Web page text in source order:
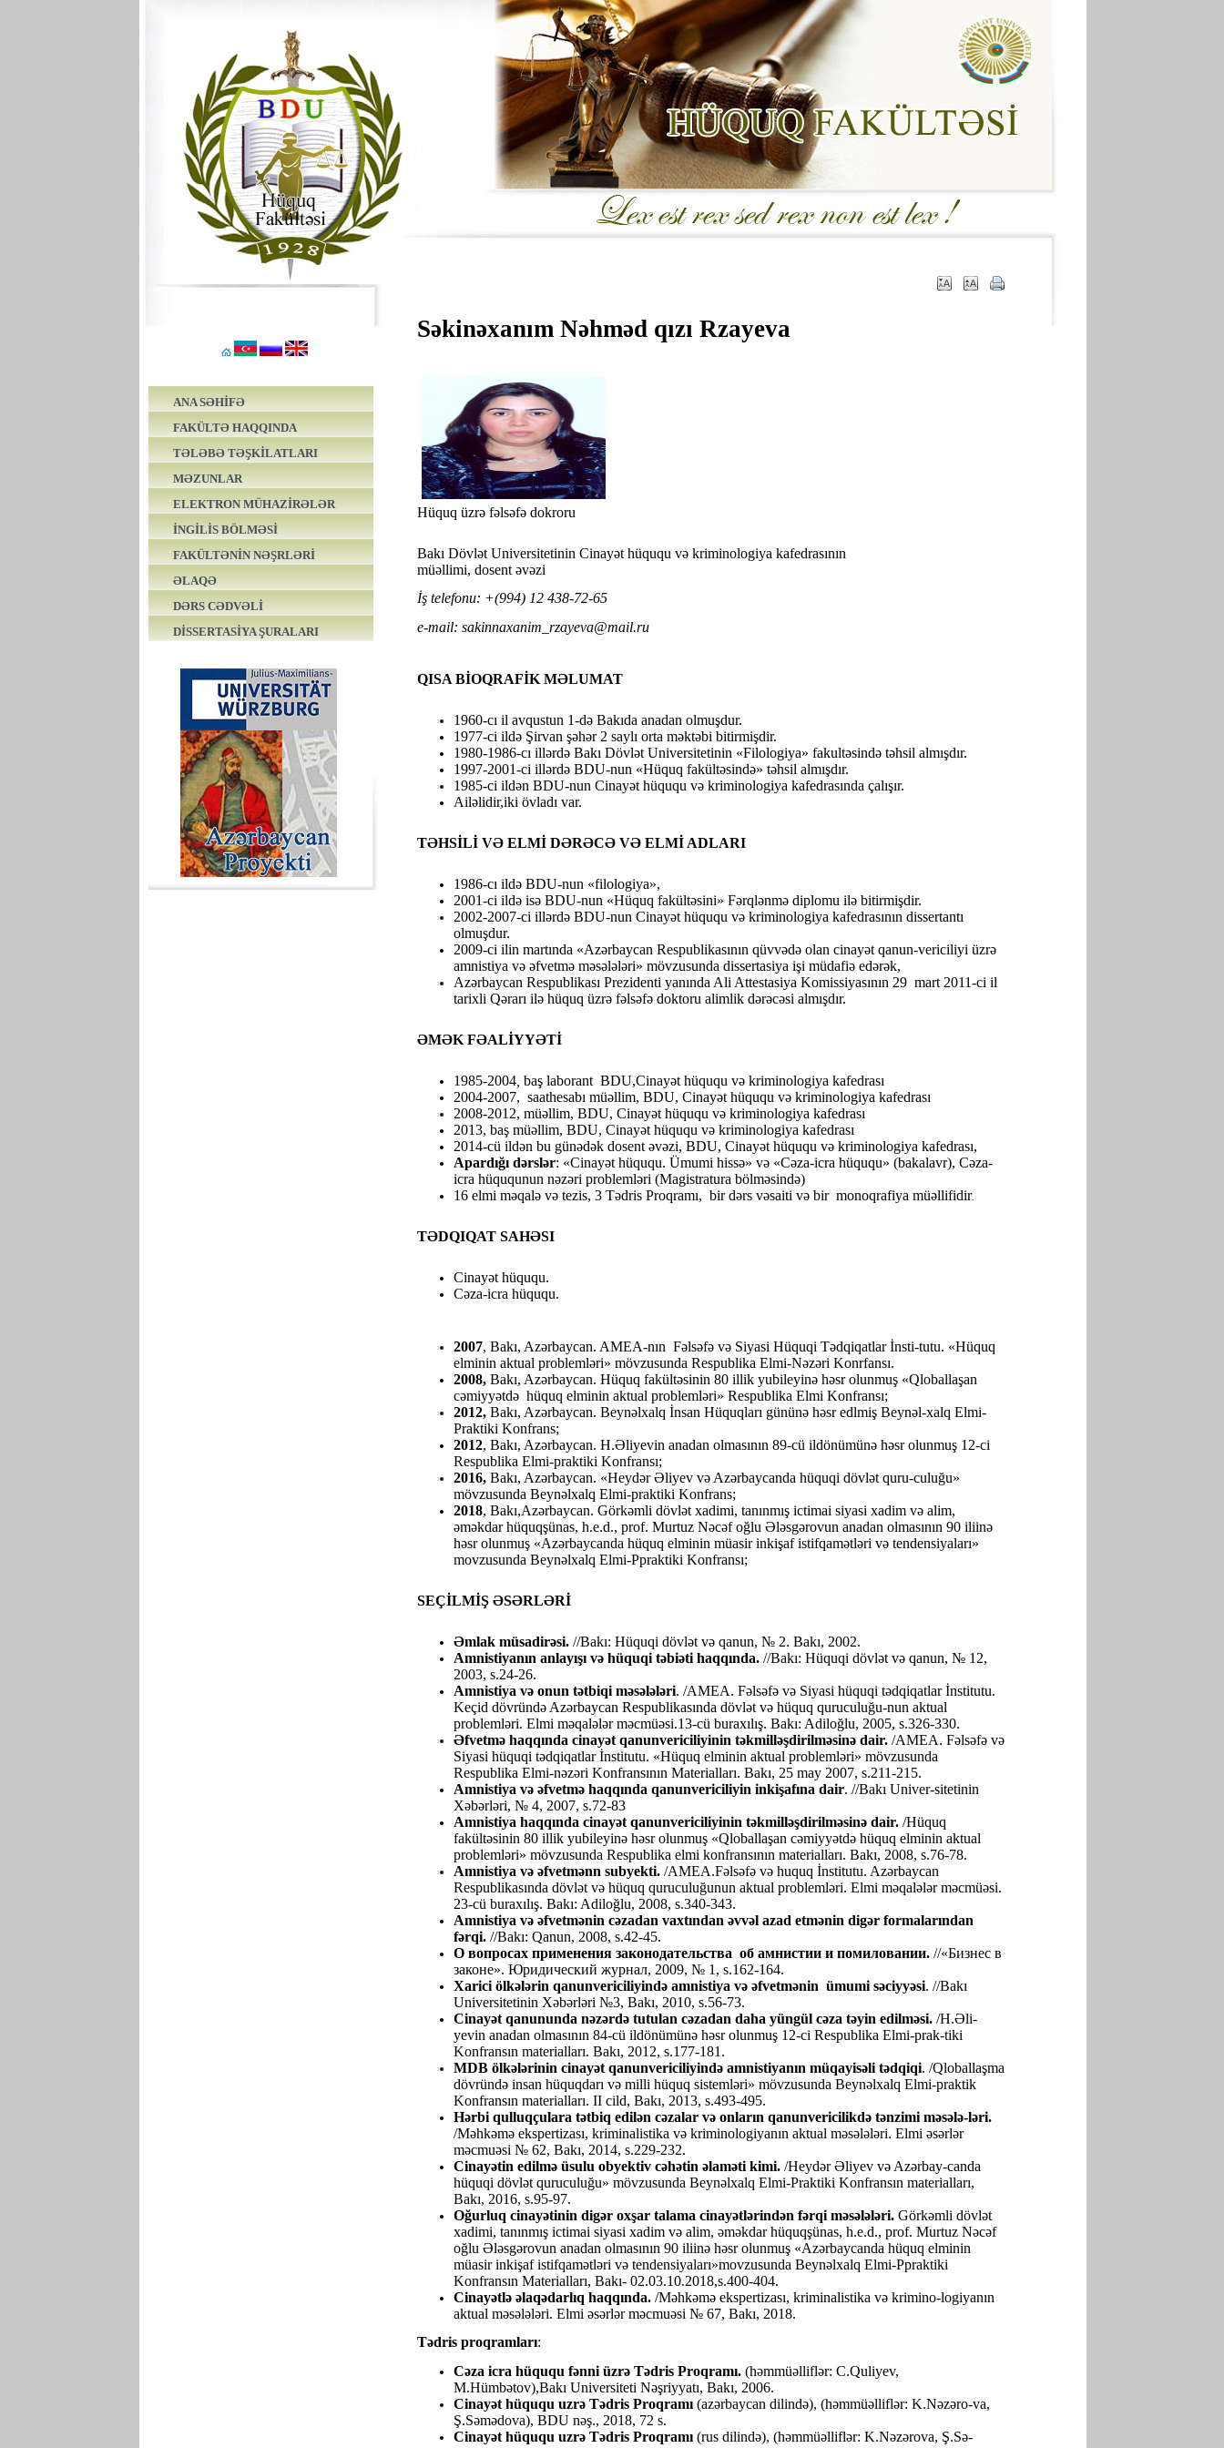
ANA SƏHİFƏ
FAKÜLTƏ HAQQINDA
TƏLƏBƏ TƏŞKİLATLARI
MƏZUNLAR
ELEKTRON MÜHAZİRƏLƏR
İNGİLİS BÖLMƏSİ
FAKÜLTƏNİN NƏŞRLƏRİ
ƏLAQƏ
DƏRS CƏDVƏLİ
DİSSERTASİYA ŞURALARI
Səkinəxanım Nəhməd qızı Rzayeva
Hüquq üzrə fəlsəfə dokroru
Bakı Dövlət Universitetinin Cinayət hüququ və kriminologiya kafedrasının
müəllimi, dosent əvəzi
İş telefonu: +(994) 12 438-72-65
e-mail: sakinnaxanim_rzayeva@mail.ru
QISA BİOQRAFİK MƏLUMAT
1960-cı il avqustun 1-də Bakıda anadan olmuşdur.
1977-ci ildə Şirvan şəhər 2 saylı orta məktəbi bitirmişdir.
1980-1986-cı illərdə Bakı Dövlət Universitetinin «Filologiya» fakultəsində təhsil almışdır.
1997-2001-ci illərdə BDU-nun «Hüquq fakültəsində» təhsil almışdır.
1985-ci ildən BDU-nun Cinayət hüququ və kriminologiya kafedrasında çalışır.
Ailəlidir,iki övladı var.
TƏHSİLİ VƏ ELMİ DƏRƏCƏ VƏ ELMİ ADLARI
1986-cı ildə BDU-nun «filologiya»,
2001-ci ildə isə BDU-nun «Hüquq fakültəsini» Fərqlənmə diplomu ilə bitirmişdir.
2002-2007-ci illərdə BDU-nun Cinayət hüququ və kriminologiya kafedrasının dissertantı
olmuşdur.
2009-ci ilin martında «Azərbaycan Respublikasının qüvvədə olan cinayət qanun-vericiliyi üzrə
amnistiya və əfvetmə məsələləri» mövzusunda dissertasiya işi müdafiə edərək,
Azərbaycan Respublikası Prezidenti yanında Ali Attestasiya Komissiya­sının 29 mart 2011-ci il
tarixli Qərarı ilə hüquq üzrə fəlsəfə doktoru alimlik dərəcəsi almışdır.
ƏMƏK FƏALİYYƏTİ
1985-2004, baş laborant BDU,Cinayət hüququ və kriminologiya kafedrası
2004-2007, saathesabı müəllim, BDU, Cinayət hüququ və kriminologiya kafedrası
2008-2012, müəllim, BDU, Cinayət hüququ və kriminologiya kafedrası
2013, baş müəllim, BDU, Cinayət hüququ və kriminologiya kafedrası
2014-cü ildən bu günədək dosent əvəzi, BDU, Cinayət hüququ və kriminologiya kafedrası,
Apardığı dərslər: «Cinayət hüququ. Ümumi hissə» və «Cəza-icra hüququ» (bakalavr), Cəza-
icra hüququnun nəzəri problemləri (Magistratura bölməsində)
16 elmi məqalə və tezis, 3 Tədris Proqramı, bir dərs vəsaiti və bir monoqrafiya müəllifidir.
TƏDQIQAT SAHƏSI
Cinayət hüququ.
Cəza-icra hüququ.
2007, Bakı, Azərbaycan. AMEA-nın Fəlsəfə və Siyasi Hüquqi Tədqiqatlar İnsti-tutu. «Hüquq
elminin aktual problemləri» mövzusunda Respublika Elmi-Nəzəri Konrfansı.
2008,Bakı, Azərbaycan. Hüquq fakültəsinin 80 illik yubileyinə həsr olunmuş «Qloballaşan
cəmiyyətdə hüquq elminin aktual problemləri» Respublika Elmi Konfransı;
2012,Bakı, Azərbaycan. Beynəlxalq İnsan Hüquqları gününə həsr edlmiş Beynəl-xalq Elmi-
Praktiki Konfrans;
2012, Bakı, Azərbaycan. H.Əliyevin anadan olmasının 89-cü ildönümünə həsr olunmuş 12-ci
Respublika Elmi-praktiki Konfransı;
2016,Bakı, Azərbaycan. «Heydər Əliyev və Azərbaycanda hüquqi dövlət quru-culuğu»
mövzusunda Beynəlxalq Elmi-praktiki Konfrans;
2018, Bakı,Azərbaycan. Görkəmli dövlət xadimi, tanınmış ictimai siyasi xadim və alim,
əməkdar hüquqşünas, h.e.d., prof. Murtuz Nəcəf oğlu Ələsgərovun anadan olmasının 90 iliinə
həsr olunmuş «Azərbaycanda hüquq elminin müasir inkişaf istifqamətləri və tendensiyaları»
movzusunda Beynəlxalq Elmi-Ppraktiki Konfransı;
SEÇİLMİŞ ƏSƏRLƏRİ
Əmlak müsadirəsi.//Bakı: Hüquqi dövlət və qanun, № 2. Bakı, 2002.
Amnistiyanın anlayışı və hüquqi təbiəti haqqında.//Bakı: Hüquqi dövlət və qanun, № 12,
2003, s.24-26.
Amnistiya və onun tətbiqi məsələləri. /AMEA. Fəlsəfə və Siyasi hüquqi tədqiqatlar İnstitutu.
Keçid dövründə Azərbaycan Respublikasında dövlət və hüquq quruculuğu-nun aktual
problemləri. Elmi məqalələr məcmüəsi.13-cü buraxılış. Bakı: Adiloğlu, 2005, s.326-330.
Əfvetmə haqqında cinayət qanunvericiliyinin təkmilləşdirilməsinə dair. /AMEA. Fəlsəfə və
Siyasi hüquqi tədqiqatlar İnstitutu. «Hüquq elminin aktual problemləri» mövzusunda
Respublika Elmi-nəzəri Konfransının Materialları. Bakı, 25 may 2007, s.211-215.
Amnistiya və əfvetmə haqqında qanunvericiliyin inkişafına dair. //Bakı Univer-sitetinin
Xəbərləri, № 4, 2007, s.72-83
Amnistiya haqqında cinayət qanunvericiliyinin təkmilləşdirilməsinə dair. /Hüquq
fakültəsinin 80 illik yubileyinə həsr olunmuş «Qloballaşan cəmiyyətdə hüquq elminin aktual
problemləri» mövzusunda Respublika elmi konfransının materialları. Bakı, 2008, s.76-78.
Amnistiya və əfvetmənn subyekti./AMEA.Fəlsəfə və huquq İnstitutu. Azərbaycan
Respublikasında dövlət və hüquq quruculuğunun aktual problemləri. Elmi məqalələr məcmüəsi.
23-cü buraxılış. Bakı: Adiloğlu, 2008, s.340-343.
Amnistiya və əfvetmənin cəzadan vaxtından əvvəl azad etmənin digər formalarından
fərqi.//Bakı: Qanun, 2008, s.42-45.
О вопросах применения законодательства об амнистии и помиловании.//«Бизнес в
законе». Юридический журнал, 2009, № 1, s.162-164.
Xarici ölkələrin qanunvericiliyində amnistiya və əfvetmənin ümumi səciyyəsi. //Bakı
Universitetinin Xəbərləri №3, Bakı, 2010, s.56-73.
Cinayət qanununda nəzərdə tutulan cəzadan daha yüngül cəza təyin edilməsi. /H.Əli-
yevin anadan olmasının 84-cü ildönümünə həsr olunmuş 12-ci Respublika Elmi-prak-tiki
Konfransın materialları. Bakı, 2012, s.177-181.
MDB ölkələrinin cinayət qanunvericiliyində amnistiyanın müqayisəli tədqiqi. /Qloballaşma
dövründə insan hüquqdarı və milli hüquq sistemləri» mövzusunda Beynəlxalq Elmi-praktik
Konfransın materialları. II cild, Bakı, 2013, s.493-495.
Hərbi qulluqçulara tətbiq edilən cəzalar və onların qanunvericilikdə tənzimi məsələ-ləri.
/Məhkəmə ekspertizası, kriminalistika və kriminologiyanın aktual məsələləri. Elmi əsərlər
məcmuəsi № 62, Bakı, 2014, s.229-232.
Cinayətin edilmə üsulu obyektiv cəhətin əlaməti kimi./Heydər Əliyev və Azərbay-canda
hüquqi dövlət quruculuğu» mövzusunda Beynəlxalq Elmi-Praktiki Konfransın materialları,
Bakı, 2016, s.95-97.
Oğurluq cinayətinin digər oxşar talama cinayətlərindən fərqi məsələləri.Görkəmli dövlət
xadimi, tanınmış ictimai siyasi xadim və alim, əməkdar hüquqşünas, h.e.d., prof. Murtuz Nəcəf
oğlu Ələsgərovun anadan olmasının 90 iliinə həsr olunmuş «Azərbaycanda hüquq elminin
müasir inkişaf istifqamətləri və tendensiyaları»movzusunda Beynəlxalq Elmi-Ppraktiki
Konfransın Materialları, Bakı- 02.03.10.2018,s.400-404.
Cinayətlə əlaqədarlıq haqqında./Məhkəmə ekspertizası, kriminalistika və krimino-logiyanın
aktual məsələləri. Elmi əsərlər məcmuəsi № 67, Bakı, 2018.
Tədris proqramları:
Cəza icra hüququ fənni üzrə Tədris Proqramı.(həmmüəlliflər: C.Quliyev,
M.Hümbətov),Bakı Universiteti Nəşriyyatı, Bakı, 2006.
Cinayət hüququ uzrə Tədris Proqramı(azərbaycan dilində), (həmmüəlliflər: K.Nəzəro-va,
Ş.Səmədova), BDU nəş., 2018, 72 s.
Cinayət hüququ uzrə Tədris Proqramı(rus dilində), (həmmüəlliflər: K.Nəzərova, Ş.Sə-